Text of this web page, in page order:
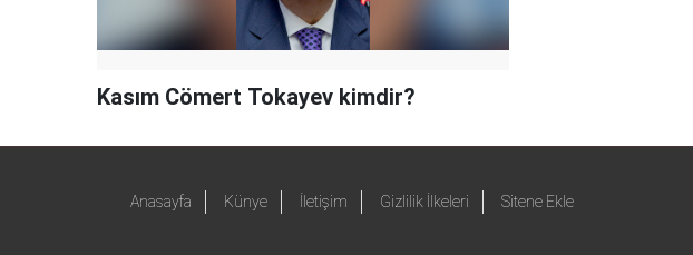
Kasım Cömert Tokayev kimdir?
Anasayfa Künye İletişim Gizlilik İlkeleri Sitene Ekle